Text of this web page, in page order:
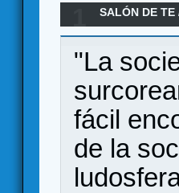
SALÓN DE TE
como
"La
fácil
de la